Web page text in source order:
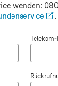
wenden:
.